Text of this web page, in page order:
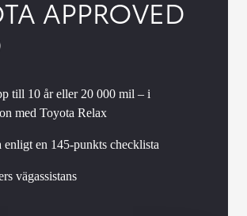
APPROVED
till 10 år eller 20 000 mil – i
med Toyota Relax
enligt en 145-punkts checklista
vägassistans